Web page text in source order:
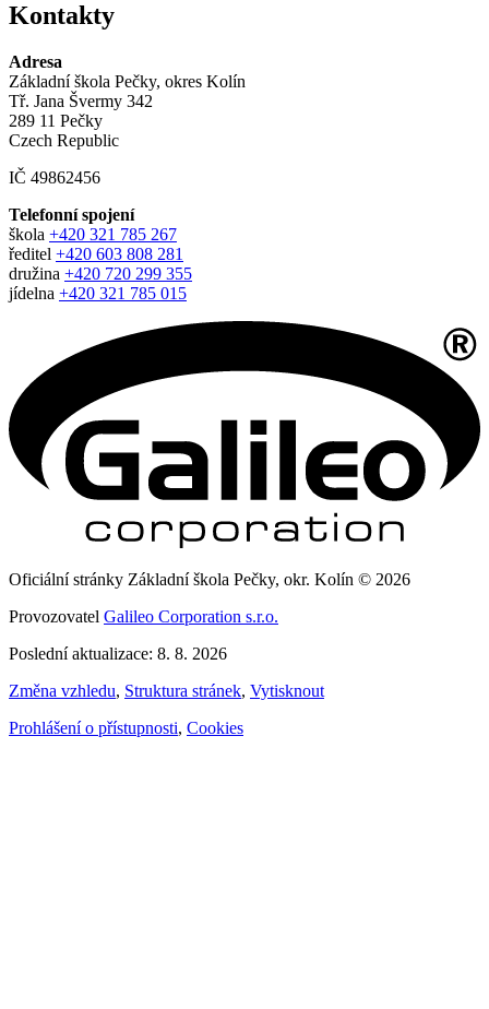
Kontakty
Adresa
Základní škola Pečky, okres Kolín
Tř. Jana Švermy 342
289 11 Pečky
Czech Republic
IČ 49862456
Telefonní spojení
škola +420 321 785 267
ředitel +420 603 808 281
družina +420 720 299 355
jídelna +420 321 785 015
Oficiální stránky Základní škola Pečky, okr. Kolín © 2026
Provozovatel Galileo Corporation s.r.o.
Poslední aktualizace: 8. 8. 2026
Změna vzhledu, Struktura stránek, Vytisknout
Prohlášení o přístupnosti, Cookies